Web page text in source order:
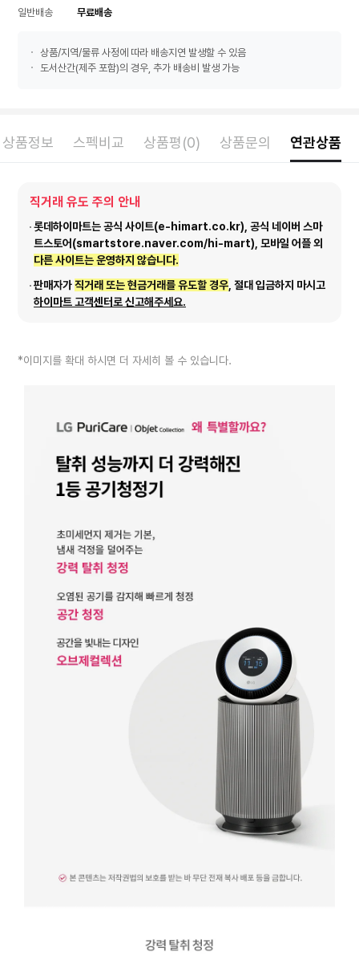
일반배송 무료배송
상품/지역/물류 사정에 따라 배송지연 발생할 수 있음
도서산간(제주 포함)의 경우, 추가 배송비 발생 가능
상품정보 스펙비교 상품평(0) 상품문의 연관상품
직거래 유도 주의 안내
롯데하이마트는 공식 사이트(e-himart.co.kr), 공식 네이버 스마
트스토어(smartstore.naver.com/hi-mart), 모바일 어플 외
다른 사이트는 운영하지 않습니다.
판매자가직거래 또는 현금거래를 유도할 경우 , 절대 입금하지 마시고
하이마트 고객센터로 신고해주세요.
*이미지를 확대 하시면 더 자세히 볼 수 있습니다.